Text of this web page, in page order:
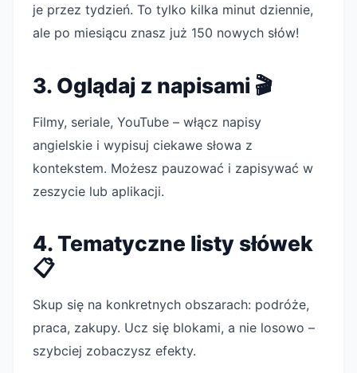
je przez tydzień. To tylko kilka minut dziennie,
ale po miesiącu znasz już 150 nowych słów!
3. Oglądaj z napisami 🎬
Filmy, seriale, YouTube – włącz napisy
angielskie i wypisuj ciekawe słowa z
kontekstem. Możesz pauzować i zapisywać w
zeszycie lub aplikacji.
4. Tematyczne listy słówek
📋
Skup się na konkretnych obszarach: podróże,
praca, zakupy. Ucz się blokami, a nie losowo –
szybciej zobaczysz efekty.